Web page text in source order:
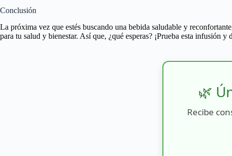
Conclusión
La próxima vez que estés buscando una bebida saludable y
para tu salud y bienestar. Así que, ¿qué esperas? ¡Prueba esta infusión
🌿
Recibe